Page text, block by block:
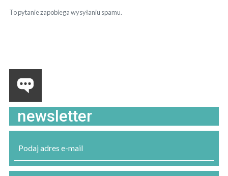
To pytanie zapobiega wysyłaniu spamu.
newsletter